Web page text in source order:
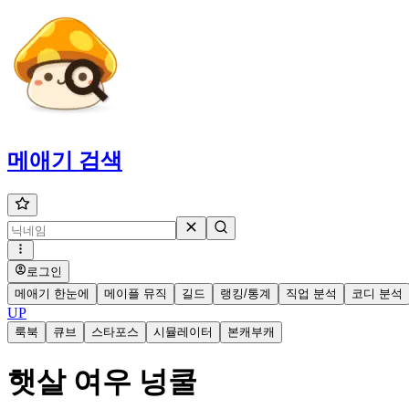
메애기 검색
로그인
메애기 한눈에
메이플 뮤직 길드 랭킹/통계 직업 분석 코디 분석
UP
룩북 큐브 스타포스 시뮬레이터 본캐부캐
햇살 여우 넝쿨